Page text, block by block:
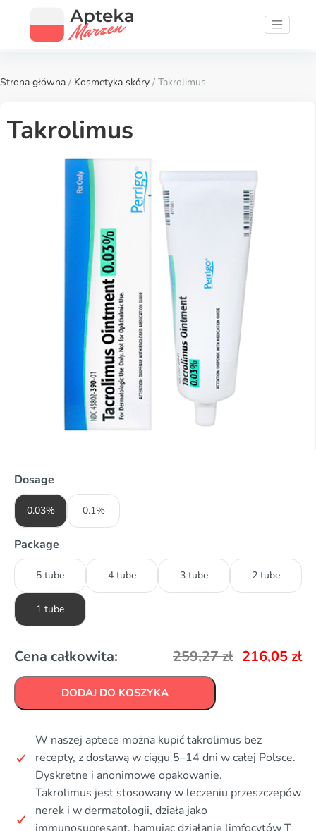
Strona główna / Kosmetyka skóry / Takrolimus
Takrolimus
Dosage
0.03% 0.1%
Package
5 tube 4 tube 3 tube 2 tube
1 tube
Cena całkowita: 259,27zł 216,05 zł
DODAJ DO KOSZYKA
W naszej aptece można kupić takrolimus bez
recepty, z dostawą w ciągu 5–14 dni w całej Polsce.
Dyskretne i anonimowe opakowanie.
Takrolimus jest stosowany w leczeniu przeszczepów
nerek i w dermatologii, działa jako